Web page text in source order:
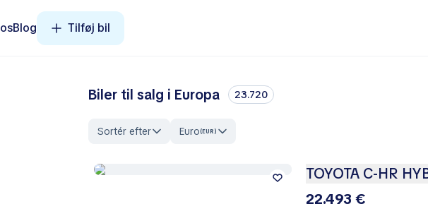
Blog Tilføj bil
Biler til salg i Europa 23.720
Sortér efter Euro(EUR)
TOYOTA C-HR
22.493 €